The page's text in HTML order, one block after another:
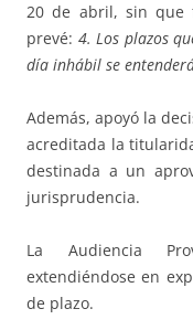
20 de abril, sin que
prevé: 4. Los plazos
día inhábil se
Además, apoyó la
acreditada la
destinada a un
jurisprudencia.
La Audiencia
extendiéndose en
de plazo.